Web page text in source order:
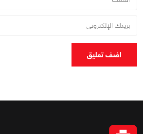
اضف تعليق